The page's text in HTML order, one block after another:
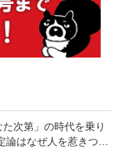
次第」の時代を乗り